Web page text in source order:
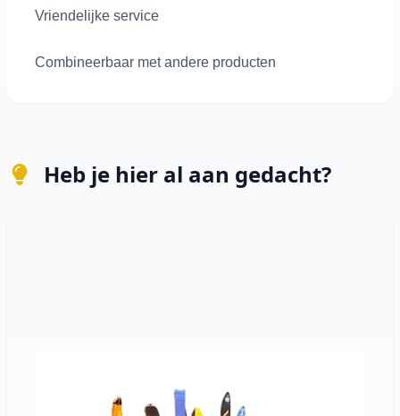
Vriendelijke service
Combineerbaar met andere producten
Heb je hier al aan gedacht?